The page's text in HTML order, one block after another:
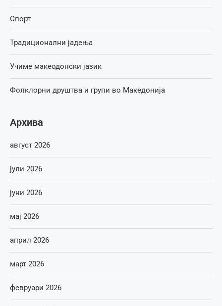
Спорт
Традиционални јадења
Учиме макеодонски јазик
Фолклорни друштва и групи во Македонија
Архива
август 2026
јули 2026
јуни 2026
мај 2026
април 2026
март 2026
февруари 2026